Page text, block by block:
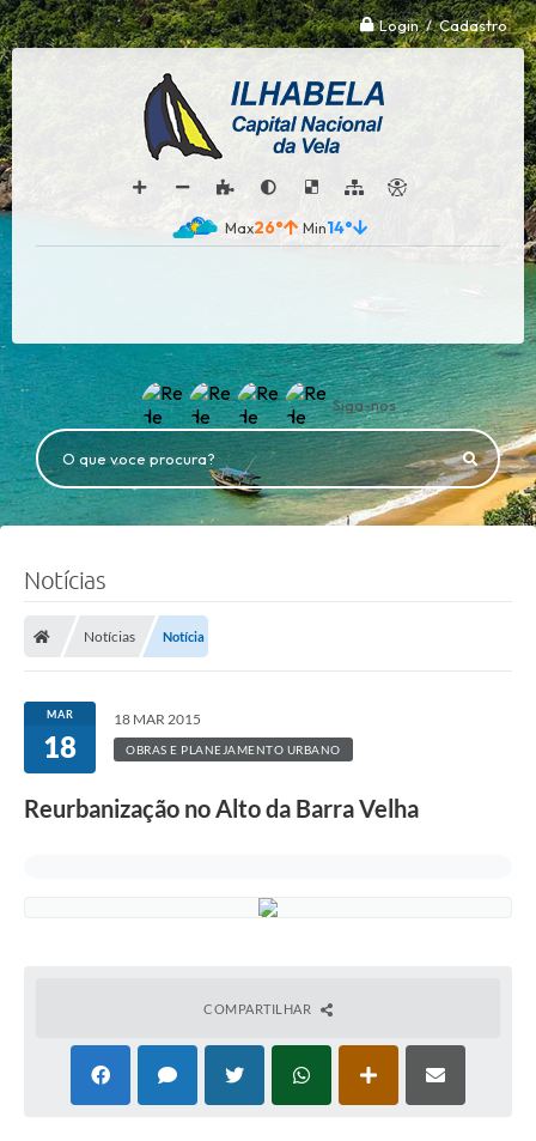
Login / Cadastro
26° 14°
Siga-nos
O que voce procura?
Notícias
Notícias Notícia
MAR
18
18 MAR 2015
OBRAS E PLANEJAMENTO URBANO
Reurbanização no Alto da Barra Velha
COMPARTILHAR